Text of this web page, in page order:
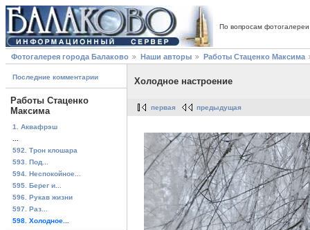
По вопросам
Фотогалерея города Балаково Наши авторы Работы Стаценко Максима
Последние комментарии
Работы Стаценко
Максима
1. Аквафрэш
592. Трон клошара
593. Под...
594. Неспокойное...
595. Берег и...
596. Рукав жизни
597. Раз...
598. Холодное...
Холодное настроение
первая предыдущая